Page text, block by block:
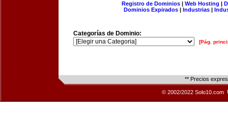
Registro de Dominios| Web Hosting |
Dominios Expirados | Industrias |
Categorías de Dominio:
[Pág.
** Precios
© 2002/2022 Solo10.com